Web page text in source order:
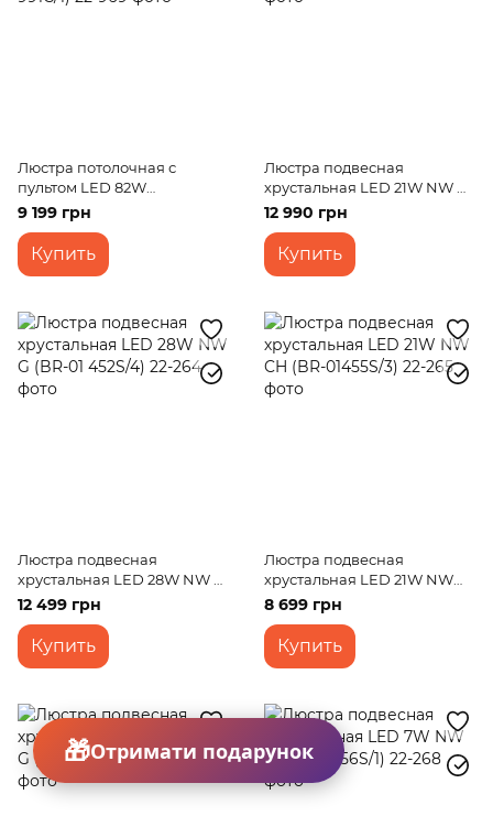
Люстра потолочная с
пультом LED 82W
WW+NW+CW Cop (BR-
9 199 грн
Купить
Люстра подвесная
хрустальная LED 21W NW G
(BR-01450S/3)
12 990 грн
Купить
Люстра подвесная
хрустальная LED 28W NW G
(BR-01 452S/4)
12 499 грн
Купить
Люстра подвесная
хрустальная LED 21W NW
CH (BR-01455S/3)
8 699 грн
Купить
Отримати подарунок